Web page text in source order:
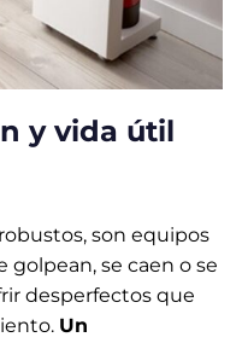
y vida útil
son equipos
golpean, se caen o se
desperfectos que
Un